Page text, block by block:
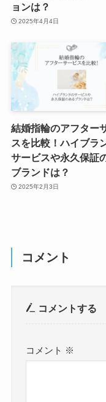
ョンは？
2025年4月4日
結婚指輪のアフター
スを比較！ハイブラ
サービスや永久保証
ブランドは？
2025年2月3日
コメント
コメントする
コメント ※